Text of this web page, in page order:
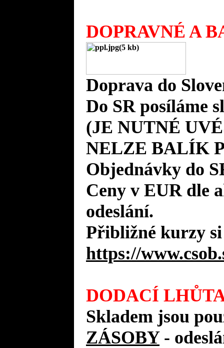
DOPRAVNÉ A
Doprava do
Do SR posíláme
(JE NUTNÉ
NELZE BALÍK
Objednávky do
Ceny v EUR dle
odeslání.
Přibližné kurzy si
https://
DODACÍ
Skladem jsou
ZÁSOBY -